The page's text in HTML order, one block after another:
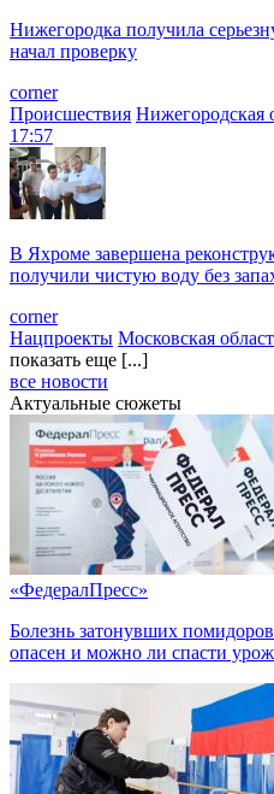
Нижегородка получила
начал проверку
corner
Происшествия Нижегородская
17:57
В Яхроме завершена
получили чистую воду без
corner
Нацпроекты Московская
показать еще [...]
все новости
Актуальные сюжеты
«ФедералПресс»
Болезнь затонувших
опасен и можно ли спасти